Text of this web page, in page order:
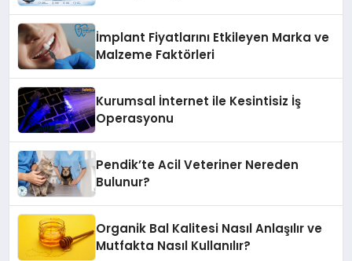
İmplant Fiyatlarını Etkileyen Marka ve
Malzeme Faktörleri
Kurumsal İnternet ile Kesintisiz İş
Operasyonu
Pendik’te Acil Veteriner Nereden
Bulunur?
Organik Bal Kalitesi Nasıl Anlaşılır ve
Mutfakta Nasıl Kullanılır?